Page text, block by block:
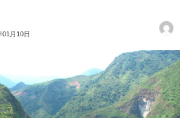
01月10日